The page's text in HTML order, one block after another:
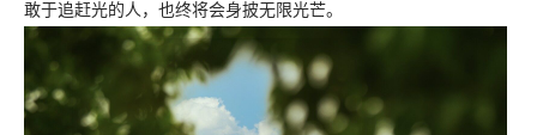
敢于追赶光的人，也终将会身披无限光芒。